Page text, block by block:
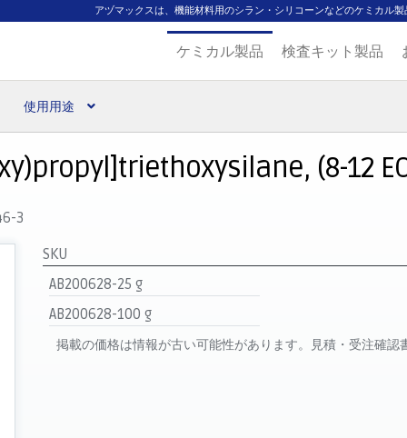
アヅマックスは、機能材料用のシラン・シリコーンなどのケミカル
ケミカル製品 検査キット製品
使用用途
(8-12
3
SKU
AB200628-25 g
AB200628-100 g
掲載の価格は情報が古い可能性があります。見積・受注確